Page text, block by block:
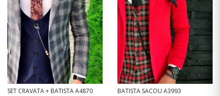
SET CRAVATA + BATISTA A4870 BATISTA SACOU A3993